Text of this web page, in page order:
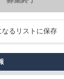
なるリストに保存